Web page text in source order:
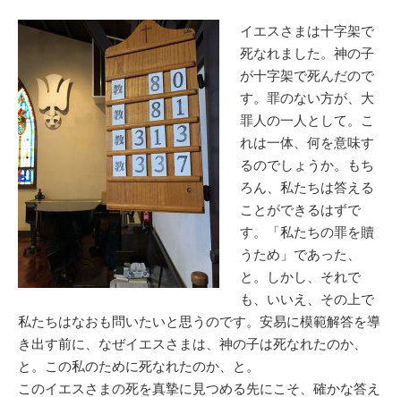
イエスさまは十字架で
死なれました。神の子
が十字架で死んだので
す。罪のない方が、大
罪人の一人として。こ
れは一体、何を意味す
るのでしょうか。もち
ろん、私たちは答える
ことができるはずで
す。「私たちの罪を贖
うため」であった、
と。しかし、それで
も、いいえ、その上で
私たちはなおも問いたいと思うのです。安易に模範解答を導
き出す前に、なぜイエスさまは、神の子は死なれたのか、
と。この私のために死なれたのか、と。
このイエスさまの死を真摯に見つめる先にこそ、確かな答え